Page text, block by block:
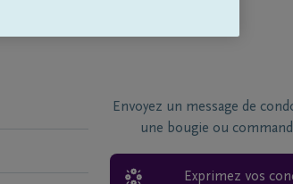
Envoyez un message de
une bougie ou
Exprimez vos